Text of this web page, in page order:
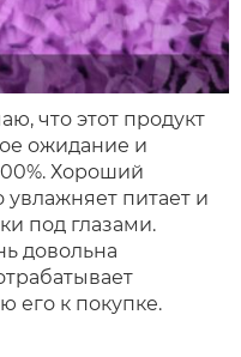
что этот продукт
ожидание и
Хороший
увлажняет питает и
под глазами.
довольна
его к покупке.